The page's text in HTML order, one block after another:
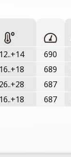
690
689
687
687